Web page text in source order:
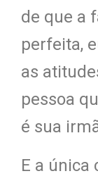
de que a
perfeita,
as
pessoa
é sua
E a única